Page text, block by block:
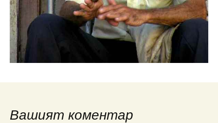
Вашият коментар